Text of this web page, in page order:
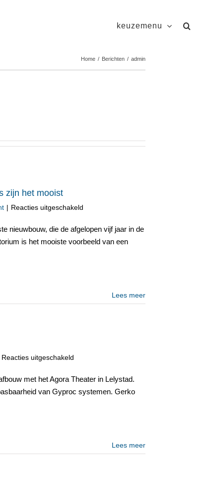
keuzemenu
Home / Berichten / admin
zijn het mooist
| Reacties uitgeschakeld
LUMC
en
nieuwbouw, die de afgelopen vijf jaar in de
is het mooiste voorbeeld van een
Lees meer
Reacties uitgeschakeld
Nationale
Gyproc
met het Agora Theater in Lelystad.
van Gyproc systemen. Gerko
Lees meer